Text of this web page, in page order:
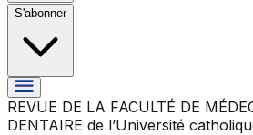
S'abonner
REVUE DE LA FACULTÉ DE
DENTAIRE de l’Université